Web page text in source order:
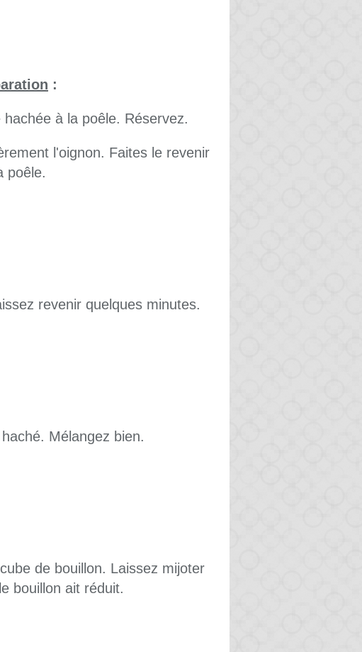
:
à la poêle. Réservez.
l'oignon. Faites le revenir
poêle.
revenir quelques minutes.
Mélangez bien.
de bouillon. Laissez mijoter
bouillon ait réduit.